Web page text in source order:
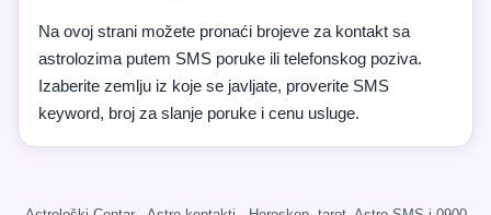
Na ovoj strani možete pronaći brojeve za kontakt sa
astrolozima putem SMS poruke ili telefonskog poziva.
Izaberite zemlju iz koje se javljate, proverite SMS
keyword, broj za slanje poruke i cenu usluge.